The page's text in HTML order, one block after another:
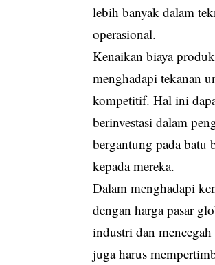
lebih banyak dalam
operasional.
Kenaikan biaya
menghadapi tekanan
kompetitif. Hal ini
berinvestasi dalam
bergantung pada batu
kepada mereka.
Dalam menghadapi
dengan harga pasar
industri dan
juga harus